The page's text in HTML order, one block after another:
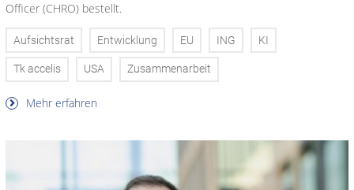
Officer (CHRO) bestellt.
Aufsichtsrat Entwicklung EU ING KI
Tk accelis USA Zusammenarbeit
Mehr erfahren